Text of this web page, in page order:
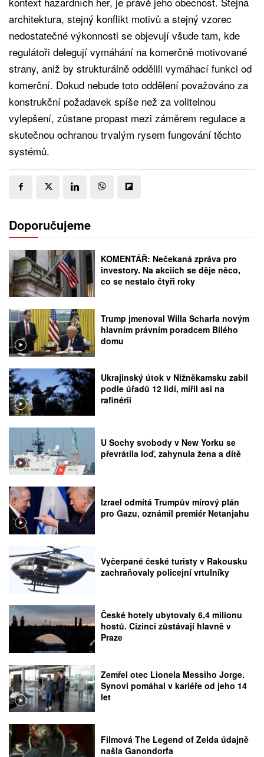
architektura, stejný konflikt motivů a stejný vzorec
nedostatečné výkonnosti se objevují všude tam, kde
regulátoři delegují vymáhání na komerčně motivované
strany, aniž by strukturálně oddělili vymáhací funkci od
komerční. Dokud nebude toto oddělení považováno za
konstrukční požadavek spíše než za volitelnou
vylepšení, zůstane propast mezi záměrem regulace a
skutečnou ochranou trvalým rysem fungování těchto
systémů.
Doporučujeme
KOMENTÁŘ: Nečekaná zpráva pro
investory. Na akciích se děje něco,
co se nestalo čtyři roky
Trump jmenoval Willa Scharfa novým
hlavním právním poradcem Bílého
domu
Ukrajinský útok v Nižněkamsku zabil
podle úřadů 12 lidí, mířil asi na
rafinérii
U Sochy svobody v New Yorku se
převrátila loď, zahynula žena a dítě
Izrael odmítá Trumpův mírový plán
pro Gazu, oznámil premiér Netanjahu
Vyčerpané české turisty v Rakousku
zachraňovaly policejní vrtulníky
České hotely ubytovaly 6,4 milionu
hostů. Cizinci zůstávají hlavně v
Praze
Zemřel otec Lionela Messiho Jorge.
Synovi pomáhal v kariéře od jeho 14
let
Filmová The Legend of Zelda údajně
našla Ganondorfa